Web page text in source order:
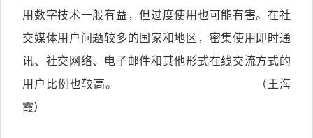
用数字技术一般有益，但过度使用也可能有害。在社
交媒体用户问题较多的国家和地区，密集使用即时通
讯、社交网络、电子邮件和其他形式在线交流方式的
用户比例也较高。 （王海
霞）